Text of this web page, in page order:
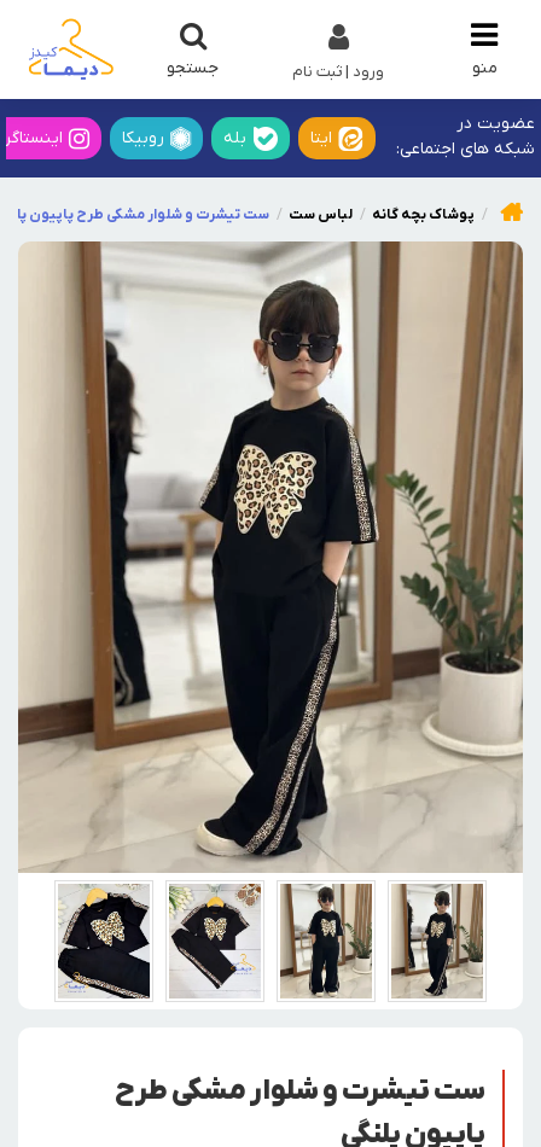
منو جستجو ورود | ثبت نام
عضویت در
شبکه های اجتماعی:
ایتا بله روبیکا
پوشاک بچه گانه لباس ست ست تیشرت و شلوار مشکی طرح پاپیون
ست تیشرت و شلوار مشکی طرح
پاپیون پلنگی